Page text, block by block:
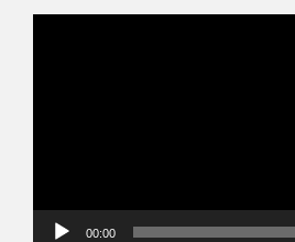
00:00